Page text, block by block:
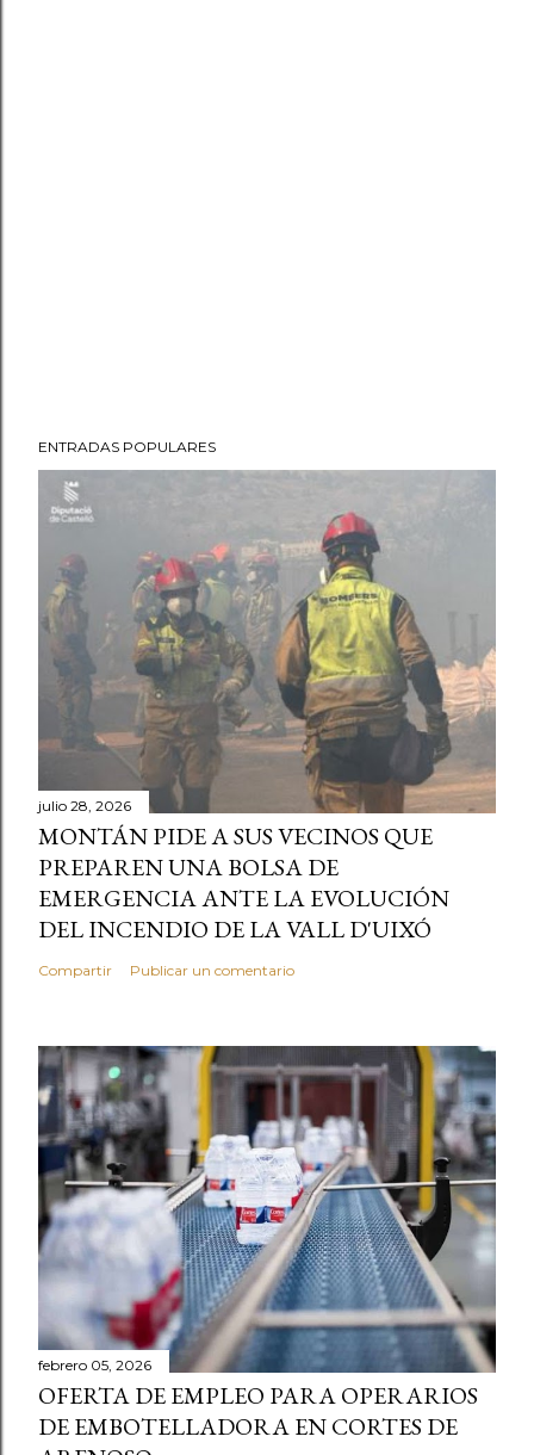
ENTRADAS POPULARES
julio 28, 2026
MONTÁN PIDE A SUS VECINOS QUE
PREPAREN UNA BOLSA DE
EMERGENCIA ANTE LA EVOLUCIÓN
DEL INCENDIO DE LA VALL D'UIXÓ
Compartir Publicar un comentario
febrero 05, 2026
OFERTA DE EMPLEO PARA OPERARIOS
DE EMBOTELLADORA EN CORTES DE